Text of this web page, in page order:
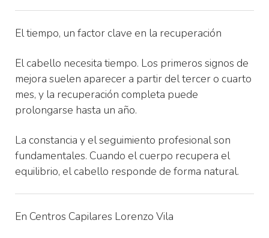
El tiempo, un factor clave en la recuperación
El cabello necesita tiempo. Los primeros signos de
mejora suelen aparecer a partir del tercer o cuarto
mes, y la recuperación completa puede
prolongarse hasta un año.
La constancia y el seguimiento profesional son
fundamentales. Cuando el cuerpo recupera el
equilibrio, el cabello responde de forma natural.
En Centros Capilares Lorenzo Vila